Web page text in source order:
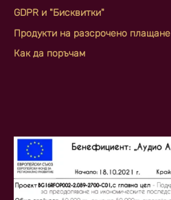
GDPR и "Бисквитки"
Продукти на разсрочено плащане
Как да поръчам